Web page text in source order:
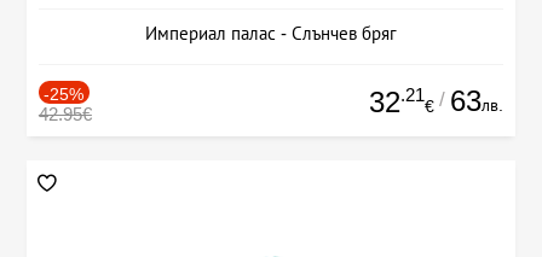
Империал палас - Слънчев бряг
-25%
42.95€ 32.21
€ / 63лв.